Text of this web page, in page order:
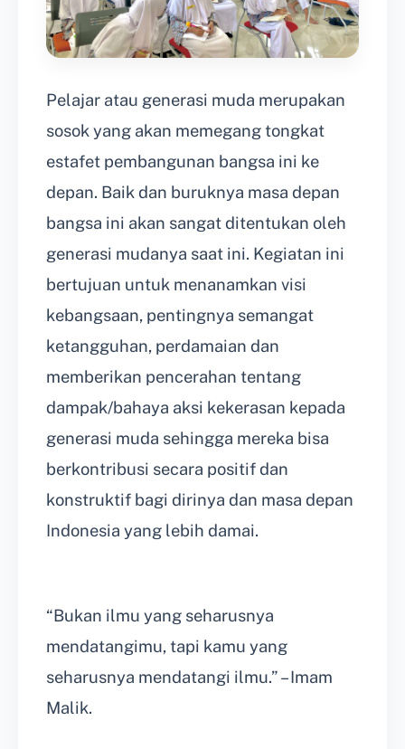
Pelajar atau generasi muda merupakan
sosok yang akan memegang tongkat
estafet pembangunan bangsa ini ke
depan. Baik dan buruknya masa depan
bangsa ini akan sangat ditentukan oleh
generasi mudanya saat ini. Kegiatan ini
bertujuan untuk menanamkan visi
kebangsaan, pentingnya semangat
ketangguhan, perdamaian dan
memberikan pencerahan tentang
dampak/bahaya aksi kekerasan kepada
generasi muda sehingga mereka bisa
berkontribusi secara positif dan
konstruktif bagi dirinya dan masa depan
Indonesia yang lebih damai.
“Bukan ilmu yang seharusnya
mendatangimu, tapi kamu yang
seharusnya mendatangi ilmu.” – Imam
Malik.